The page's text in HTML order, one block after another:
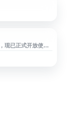
现已正式开放使
码、运行测试、生
查、功能开发、错